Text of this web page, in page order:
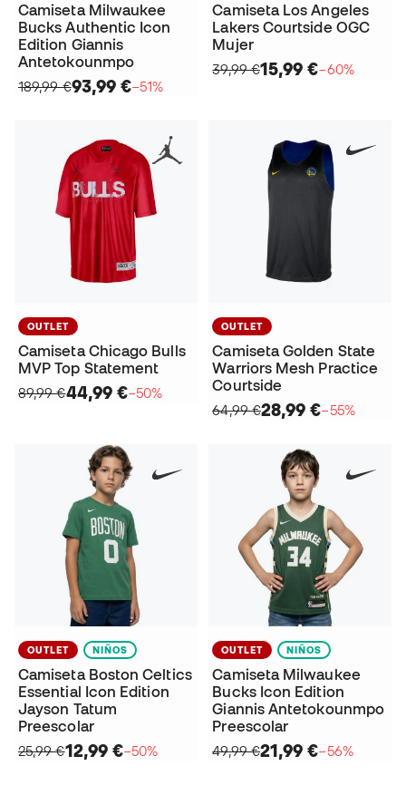
Camiseta Milwaukee
Bucks Authentic Icon
Edition Giannis
Antetokounmpo
189,99 €93,99 €−51%
Camiseta Los Angeles
Lakers Courtside OGC
Mujer
39,99 €15,99 €−60%
OUTLET
Camiseta Chicago Bulls
MVP Top Statement
89,99 €44,99 €−50%
OUTLET
Camiseta Golden State
Warriors Mesh Practice
Courtside
64,99 €28,99 €−55%
OUTLET NIÑOS
Camiseta Boston Celtics
Essential Icon Edition
Jayson Tatum
Preescolar
25,99 €12,99 €−50%
OUTLET NIÑOS
Camiseta Milwaukee
Bucks Icon Edition
Giannis Antetokounmpo
Preescolar
49,99 €21,99 €−56%